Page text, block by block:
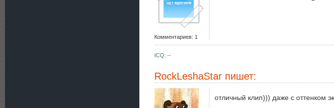
Комментариев: 1
ICQ: --
RockLeshaStar пишет:
отличный клип))) даже с оттенком